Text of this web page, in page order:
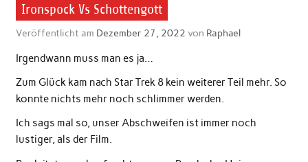
Ironspock Vs Schottengott
Veröffentlicht am Dezember 27, 2022 von Raphael
Irgendwann muss man es ja…
Zum Glück kam nach Star Trek 8 kein weiterer Teil mehr. So
konnte nichts mehr noch schlimmer werden.
Ich sags mal so, unser Abschweifen ist immer noch
lustiger, als der Film.